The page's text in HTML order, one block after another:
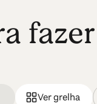
Ver grelha